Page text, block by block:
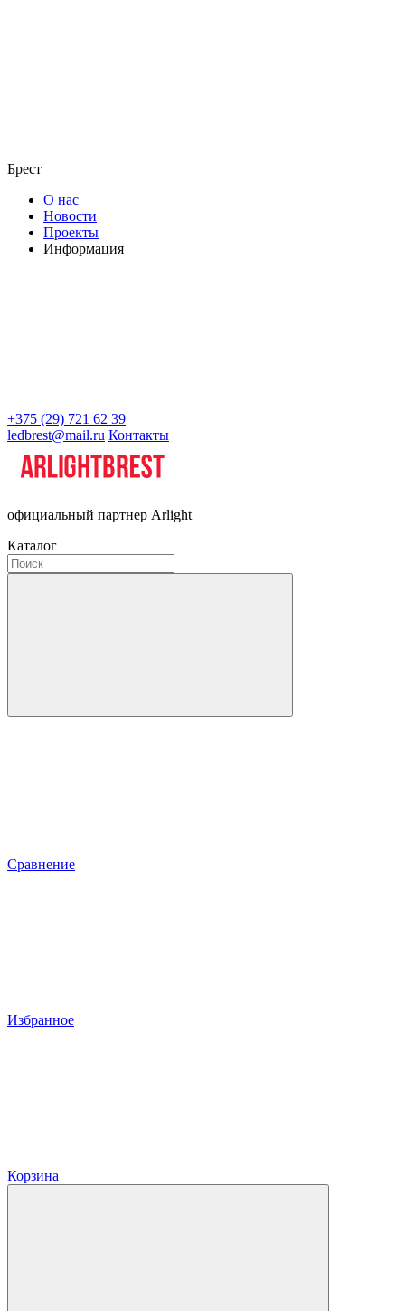
Брест
О нас
Новости
Проекты
Информация
+375 (29) 721 62 39
ledbrest@mail.ru Контакты
официальный партнер Arlight
Каталог
Сравнение
Избранное
Корзина